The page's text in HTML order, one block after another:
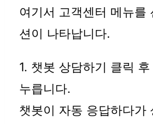
여기서 고객센터 메뉴를
션이 나타납니다.
1. 챗봇 상담하기 클릭
누릅니다.
챗봇이 자동 응답하다가